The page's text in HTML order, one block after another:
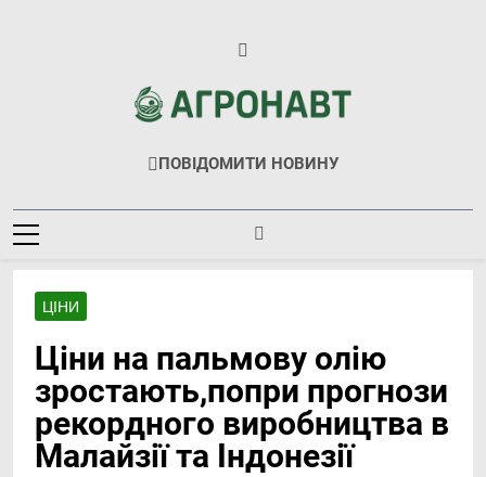
Агронавт
Новини Українського Агробізнесу
ПОВІДОМИТИ НОВИНУ
ЦІНИ
Ціни на пальмову олію
зростають,попри прогнози
рекордного виробництва в
Малайзії та Індонезії